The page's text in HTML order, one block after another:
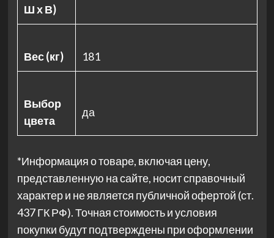
Ш х В)
Вес (кг) 181
Выбор
цвета
да
*Информация о товаре, включая цену,
представленную на сайте, носит справочный
характер и не является публичной офертой (ст.
437 ГК РФ). Точная стоимость и условия
покупки будут подтверждены при оформлении